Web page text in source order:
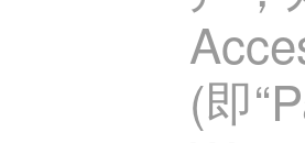
(即